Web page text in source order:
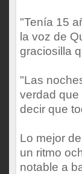
"Tenía 15
la voz de
graciosilla
"Las
verdad que
decir que
Lo mejor
un ritmo
notable a